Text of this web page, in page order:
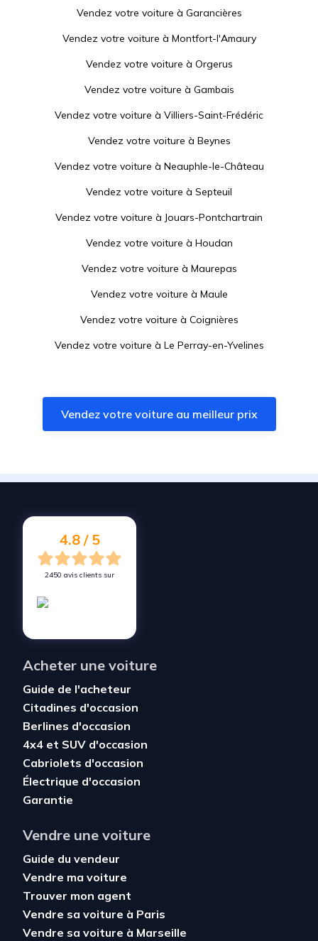
Vendez votre voiture à Garancières
Vendez votre voiture à Montfort-l'Amaury
Vendez votre voiture à Orgerus
Vendez votre voiture à Gambais
Vendez votre voiture à Villiers-Saint-Frédéric
Vendez votre voiture à Beynes
Vendez votre voiture à Neauphle-le-Château
Vendez votre voiture à Septeuil
Vendez votre voiture à Jouars-Pontchartrain
Vendez votre voiture à Houdan
Vendez votre voiture à Maurepas
Vendez votre voiture à Maule
Vendez votre voiture à Coignières
Vendez votre voiture à Le Perray-en-Yvelines
Vendez votre voiture àLes Essarts-le-Roi
Vendez votre voiture àLa Verrière
Vendez votre voiture à
Vendez votre voiture au meilleur prix
4.8 / 5
2450 avis clients sur
Acheter une voiture
Guide de l'acheteur
Citadines d'occasion
Berlines d'occasion
4x4 et SUV d'occasion
Cabriolets d'occasion
Électrique d'occasion
Garantie
Vendre une voiture
Guide du vendeur
Vendre ma voiture
Trouver mon agent
Vendre sa voiture à Paris
Vendre sa voiture à Marseille